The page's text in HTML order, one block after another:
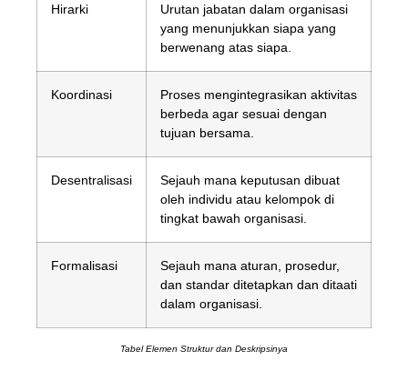
Hirarki
Urutan jabatan dalam organisasi
yang menunjukkan siapa yang
berwenang atas siapa.
Koordinasi
Proses mengintegrasikan aktivitas
berbeda agar sesuai dengan
tujuan bersama.
Desentralisasi
Sejauh mana keputusan dibuat
oleh individu atau kelompok di
tingkat bawah organisasi.
Formalisasi
Sejauh mana aturan, prosedur,
dan standar ditetapkan dan ditaati
dalam organisasi.
Tabel Elemen Struktur dan Deskripsinya